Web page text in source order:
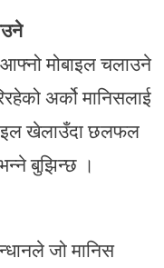
मोबाइल चलाउने
अर्को मानिसलाई
खेलाउँदा छलफल
बुझिन्छ ।
जो मानिस